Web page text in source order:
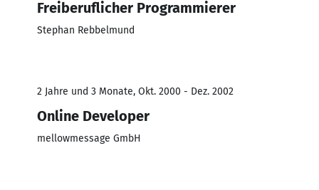
Freiberuflicher Programmierer
Stephan Rebbelmund
2 Jahre und 3 Monate, Okt. 2000 - Dez. 2002
Online Developer
mellowmessage GmbH